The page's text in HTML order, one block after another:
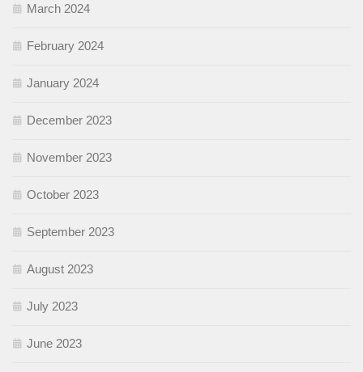
March 2024
February 2024
January 2024
December 2023
November 2023
October 2023
September 2023
August 2023
July 2023
June 2023